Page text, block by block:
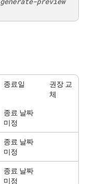
종료일
권장 교
체
종료 날짜
미정
종료 날짜
미정
종료 날짜
미정